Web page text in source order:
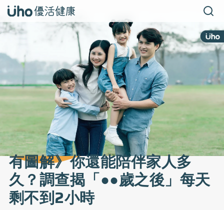
有圖解》你還能陪伴家人多
久？調查揭「●●歲之後」每天
剩不到2小時